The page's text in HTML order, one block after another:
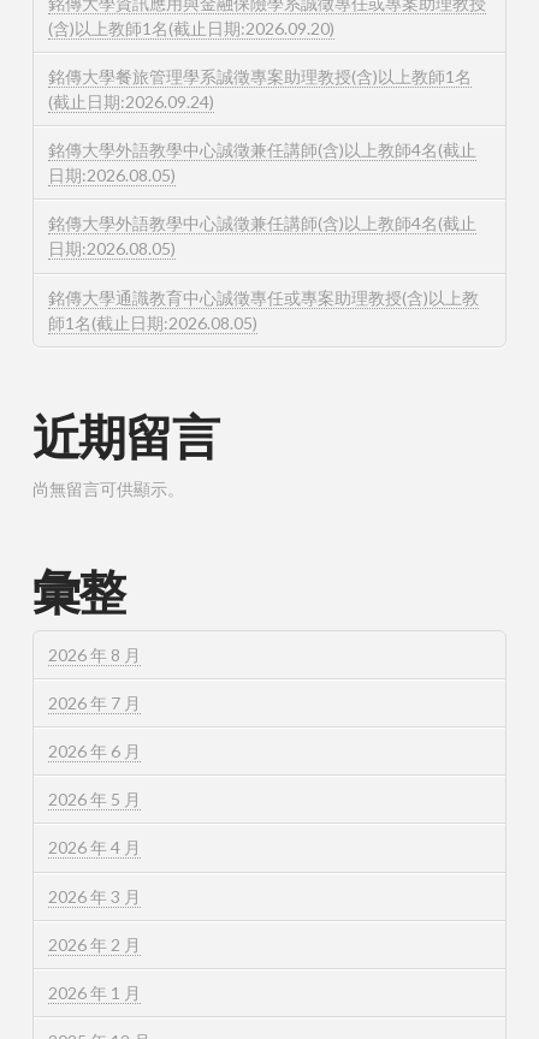
(含)以上教師1名(截止日期:2026.09.20)
銘傳大學餐旅管理學系誠徵專案助理教授(含)以上教師1名
(截止日期:2026.09.24)
銘傳大學外語教學中心誠徵兼任講師(含)以上教師4名(截止
日期:2026.08.05)
銘傳大學外語教學中心誠徵兼任講師(含)以上教師4名(截止
日期:2026.08.05)
銘傳大學通識教育中心誠徵專任或專案助理教授(含)以上教
師1名(截止日期:2026.08.05)
近期留言
尚無留言可供顯示。
彙整
2026 年 8 月
2026 年 7 月
2026 年 6 月
2026 年 5 月
2026 年 4 月
2026 年 3 月
2026 年 2 月
2026 年 1 月